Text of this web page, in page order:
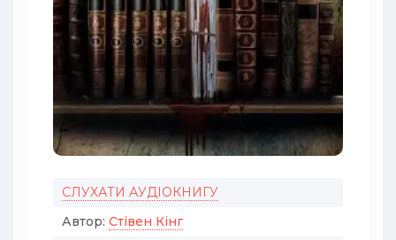
СЛУХАТИ АУДІОКНИГУ
Автор: Стівен Кінг